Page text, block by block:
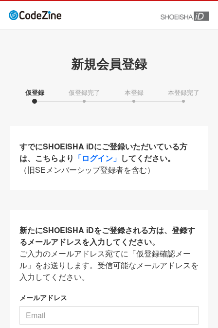
新規会員登録
仮登録 仮登録完了 本登録 本登録完了
すでにSHOEISHA iDにご登録いただいている方
は、こちらより 「ログイン」 してください。
（旧SEメンバーシップ登録者を含む）
新たにSHOEISHA iDをご登録される方は、登録す
るメールアドレスを入力してください。
ご入力のメールアドレス宛てに「仮登録確認メー
ル」をお送りします。受信可能なメールアドレスを
入力してください。
メールアドレス